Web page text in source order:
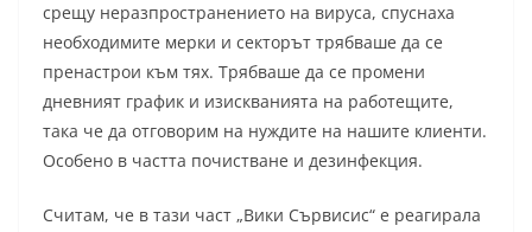
срещу неразпространението на вируса, спуснаха
необходимите мерки и секторът трябваше да се
пренастрои към тях. Трябваше да се промени
дневният график и изискванията на работещите,
така че да отговорим на нуждите на нашите клиенти.
Особено в частта почистване и дезинфекция.
Считам, че в тази част „Вики Сървисис“ е реагирала